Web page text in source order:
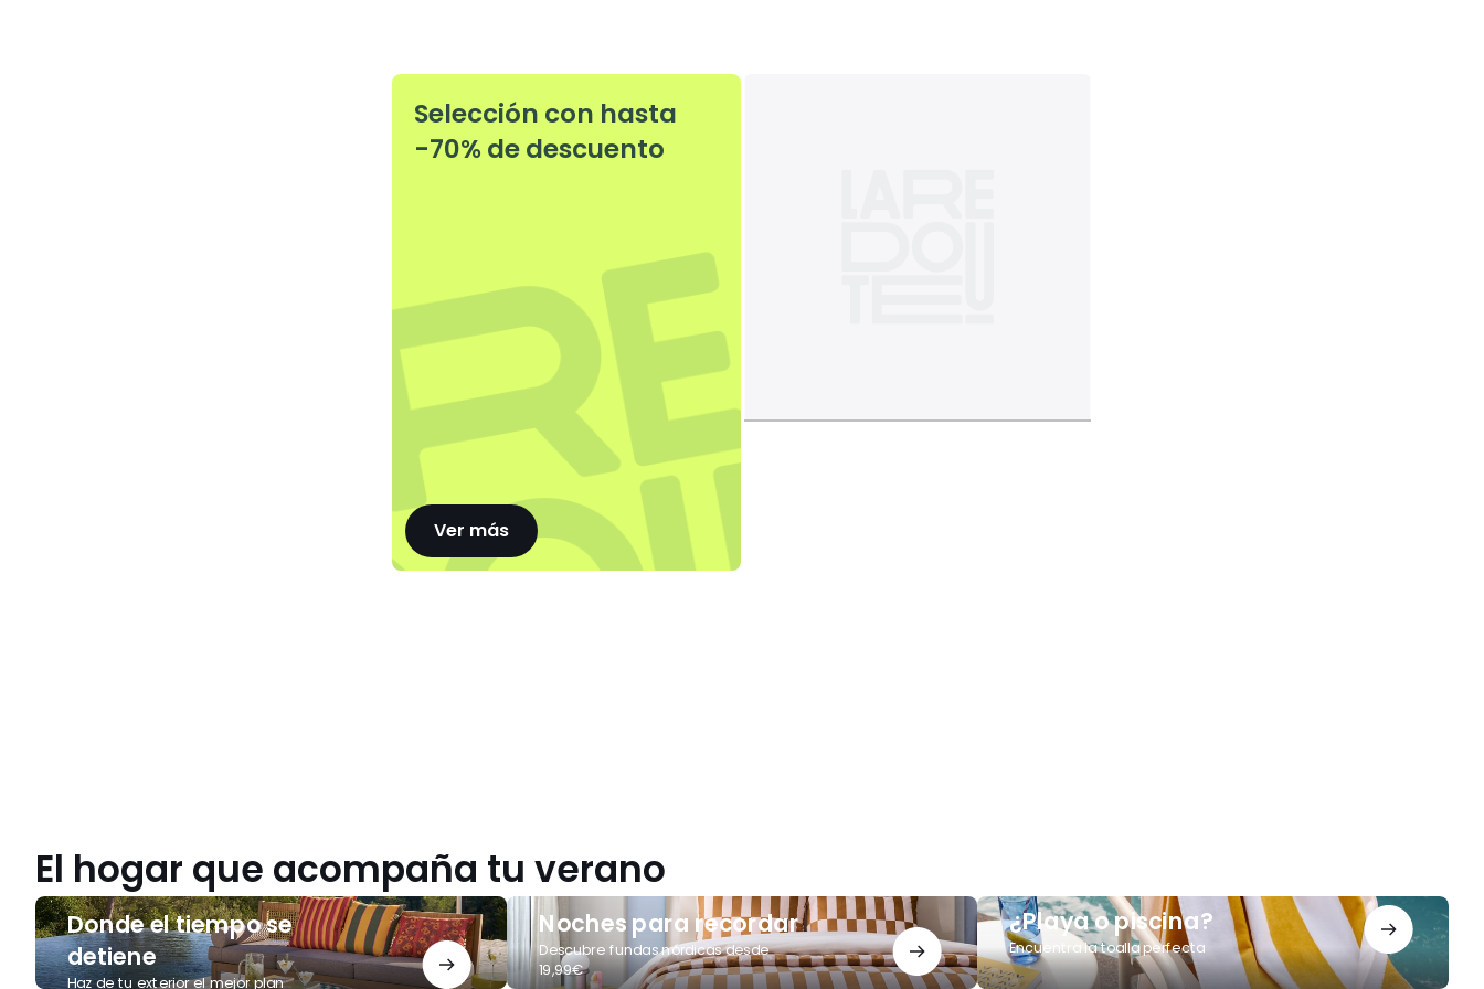
Selección con hasta
-70% de descuento
Ver más
El hogar que acompaña tu verano
Donde el tiempo se
detiene
Haz de tu exterior el mejor plan
Donde
el
tiempo
se
Noches para recordar
Descubre fundas nórdicas desde
19,99€
Noches
para
recordar
¿Playa o piscina?
Encuentra la toalla perfecta
¿Playa
o
piscina?